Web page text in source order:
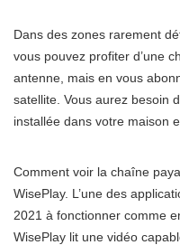
Dans des zones rarement
vous pouvez profiter d’une
antenne, mais en vous
satellite. Vous aurez besoin
installée dans votre maison
Comment voir la chaîne
WisePlay. L’une des
2021 à fonctionner comme
WisePlay lit une vidéo